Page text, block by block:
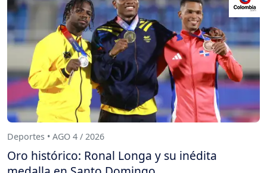
Deportes • AGO 4 / 2026
Oro histórico: Ronal Longa y su inédita